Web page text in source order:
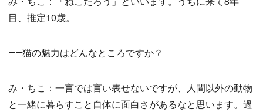
目、推定10歳。
――猫の魅力はどんなところですか？
み・ちこ：一言では言い表せないですが、人間以外の動物
と一緒に暮らすこと自体に面白さがあるなと思います。過